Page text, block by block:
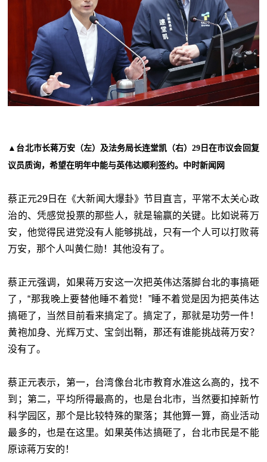
▲台北市长蒋万安（左）及法务局长连堂凯（右）29日在市议会回复
议员质询，希望在明年中能与英伟达顺利签约。中时新闻网
蔡正元29日在《大新闻大爆卦》节目直言，平常不太关心政
治的、凭感觉投票的那些人，就是输赢的关键。比如说蒋万
安，他觉得民进党没有人能够挑战，只有一个人可以打败蒋
万安，那个人叫黄仁勋！其他没有了。
蔡正元强调，如果蒋万安这一次把英伟达落脚台北的事搞砸
了，“那我晚上要替他睡不着觉！”睡不着觉是因为把英伟达
搞砸了，当然目前看来搞定了。搞定了，那就是功劳一件！
黄袍加身、光辉万丈、宝剑出鞘，那还有谁能挑战蒋万安？
没有了。
蔡正元表示，第一，台湾像台北市教育水准这么高的，找不
到；第二，平均所得最高的，也是台北市，当然要扣掉新竹
科学园区，那个是比较特殊的聚落；其他算一算，商业活动
最多的，也是在这里。如果英伟达搞砸了，台北市民是不能
原谅蒋万安的！